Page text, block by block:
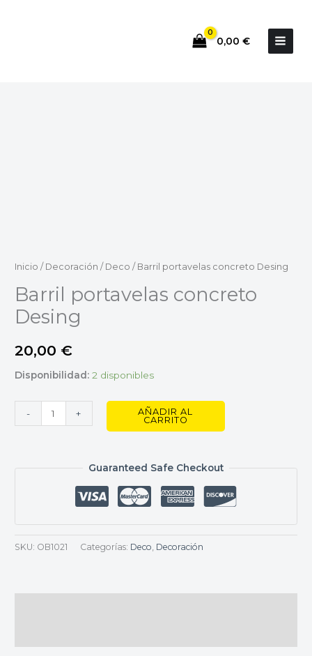
0,00 €
Inicio / Decoración / Deco / Barril portavelas concreto Desing
Barril portavelas concreto
Desing
20,00 €
Disponibilidad: 2 disponibles
- +
AÑADIR AL
CARRITO
Guaranteed Safe Checkout
SKU: OB1021 Categorías: Deco, Decoración